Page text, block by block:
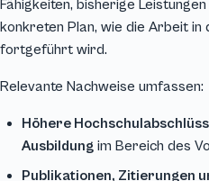
Fähigkeiten, bisherige
konkreten Plan, wie die Arbeit in
fortgeführt wird.
Relevante Nachweise umfassen:
Höhere
Ausbildung im Bereich des
Publikationen, Zitierungen